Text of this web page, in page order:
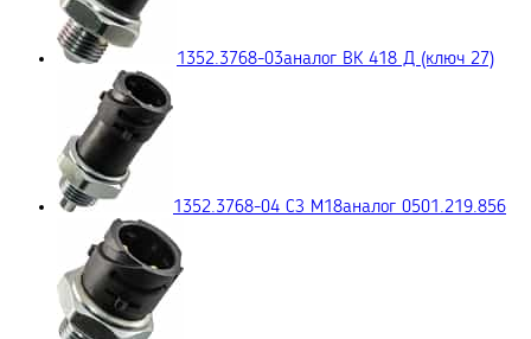
1352.3768-03аналог ВК 418 Д (ключ 27)
1352.3768-04 СЗ М18аналог 0501.219.856